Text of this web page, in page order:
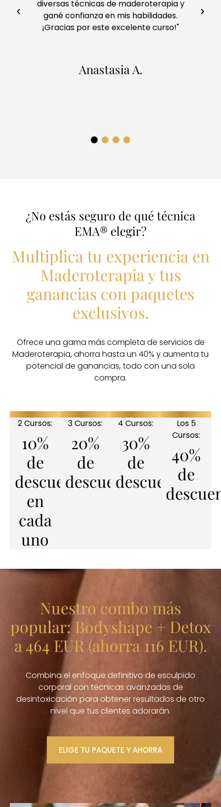
diversas técnicas de maderoterapia y
gané confianza en mis habilidades.
¡Gracias por este excelente curso!"
Anastasia A.
¿No estás seguro de qué técnica
EMA® elegir?
Multiplica tu experiencia en
Maderoterapia y tus
ganancias con paquetes
exclusivos.
Ofrece una gama más completa de servicios de
Maderoterapia, ahorra hasta un 40% y aumenta tu
potencial de ganancias, todo con una sola
compra.
2 Cursos:
10%
de
descuento
en
cada
uno
3 Cursos:
20%
de
descuento
4 Cursos:
30%
de
descuento
Los 5
Cursos:
40%
de
Nuestro combo más
popular: Bodyshape + Detox
a 464 EUR (ahorra 116 EUR).
Combina el enfoque definitivo de esculpido
corporal con técnicas avanzadas de
desintoxicación para obtener resultados de otro
nivel que tus clientes adorarán.
ELIGE TU PAQUETE Y AHORRA